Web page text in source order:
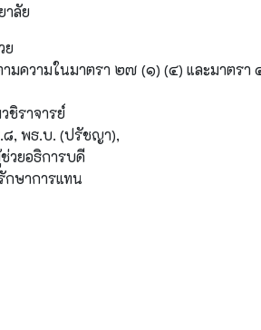
าลัย
ย
มความในมาตรา ๒๗ (๑) (๔) และมาตรา
ชิราจารย์
, พธ.บ. (ปรัชญา),
วยอธิการบดี
กษาการแทน